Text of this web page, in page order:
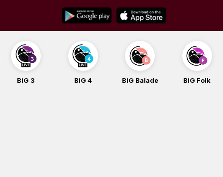
content
BiG 3 BiG 4 BiG Balade BiG Folk